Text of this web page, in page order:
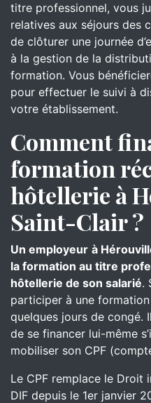
titre professionnel, vous
relatives aux séjours des
de clôturer une journée
à la gestion de la
formation. Vous
pour effectuer le suivi à
votre établissement.
Comment
formation
hôtellerie à
Saint-Clair ?
Un employeur à
la formation au titre
hôtellerie de son salarié.
participer à une
quelques jours de congé.
de se financer lui-même
mobiliser son CPF
Le CPF remplace le Droit
DIF depuis le 1er janvier